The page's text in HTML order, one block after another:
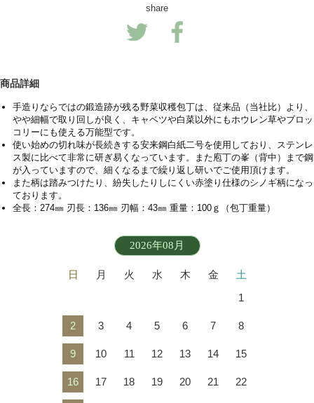
share
商品詳細
手造りならではの鍛造跡が残る野菜収穫包丁は、従来品（当社比）より、
やや細幅で取り回しが良く、キャベツや白菜以外にもホウレン草やブロッ
コリーにも使える万能型です。
使い始めの切れ味が長続きする安来鋼白紙二号を使用しており、ステンレ
ス製に比べて非常に研ぎ易くなっています。また庖丁の峯（背中）まで鋼
が入っていますので、細くなるまで繰り返し研いでご使用頂けます。
また柄は踏みつけたり、紛失したりしにくい赤塗り仕様のシノギ柄になっ
ております。
全長：274㎜ 刃長：136㎜ 刃幅：43㎜ 重量：100ｇ（包丁重量）
2026年08月
日 月 火 水 木 金
土
1
2 3 4 5 6 7 8
9 10 11 12 13 14 15
16 17 18 19 20 21 22